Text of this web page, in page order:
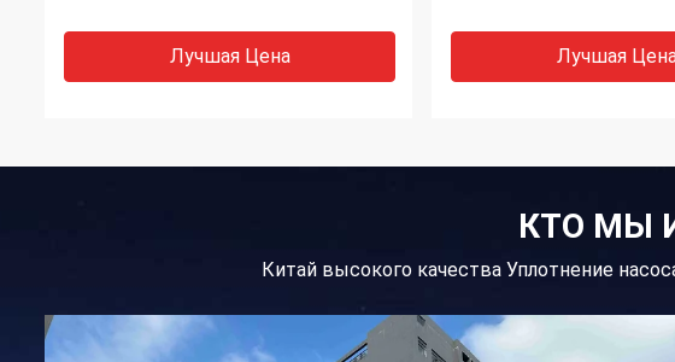
Лучшая Цена Лучшая
КТО МЫ
Китай высокого качества Уплотнение